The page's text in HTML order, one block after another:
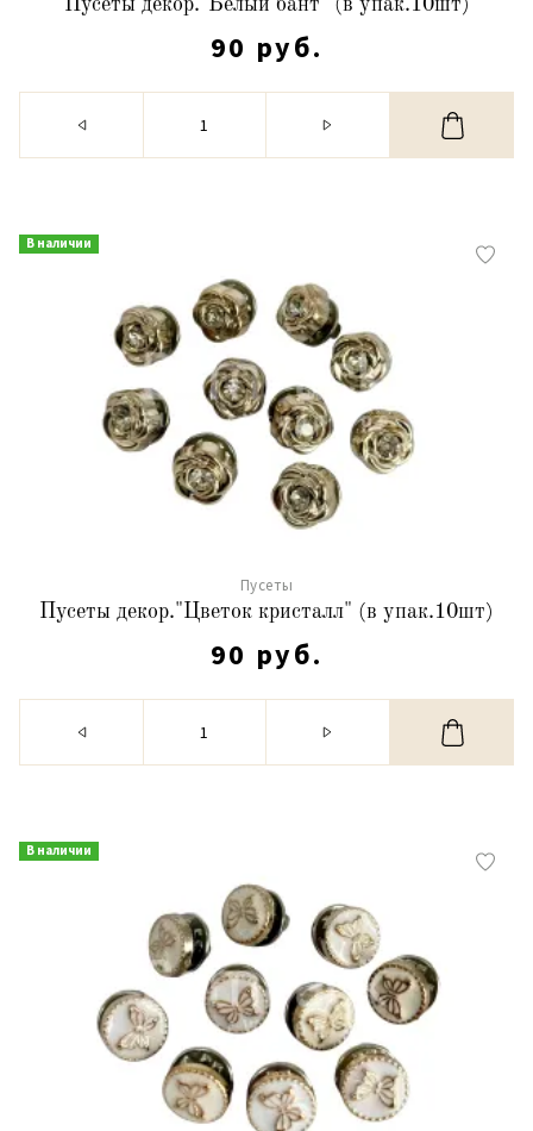
Пусеты декор."Белый бант" (в упак.10шт)
90 руб.
В наличии
Пусеты
Пусеты декор."Цветок кристалл" (в упак.10шт)
90 руб.
В наличии